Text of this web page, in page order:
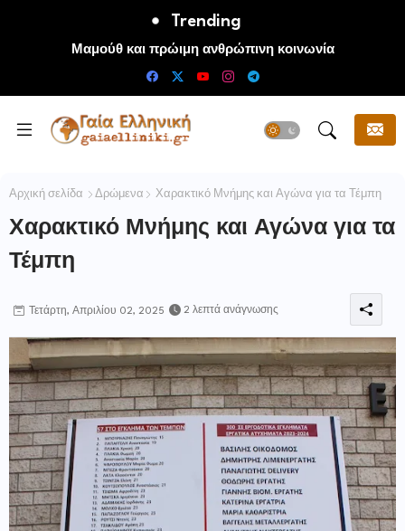
Trending
Μαμούθ και πρώιμη ανθρώπινη κοινωνία
Αρχική σελίδα Δρώμενα Χαρακτικό Μνήμης και Αγώνα για τα Τέμπη
Χαρακτικό Μνήμης και Αγώνα για τα
Τέμπη
Τετάρτη, Απριλίου 02, 2025 2 λεπτά ανάγνωσης